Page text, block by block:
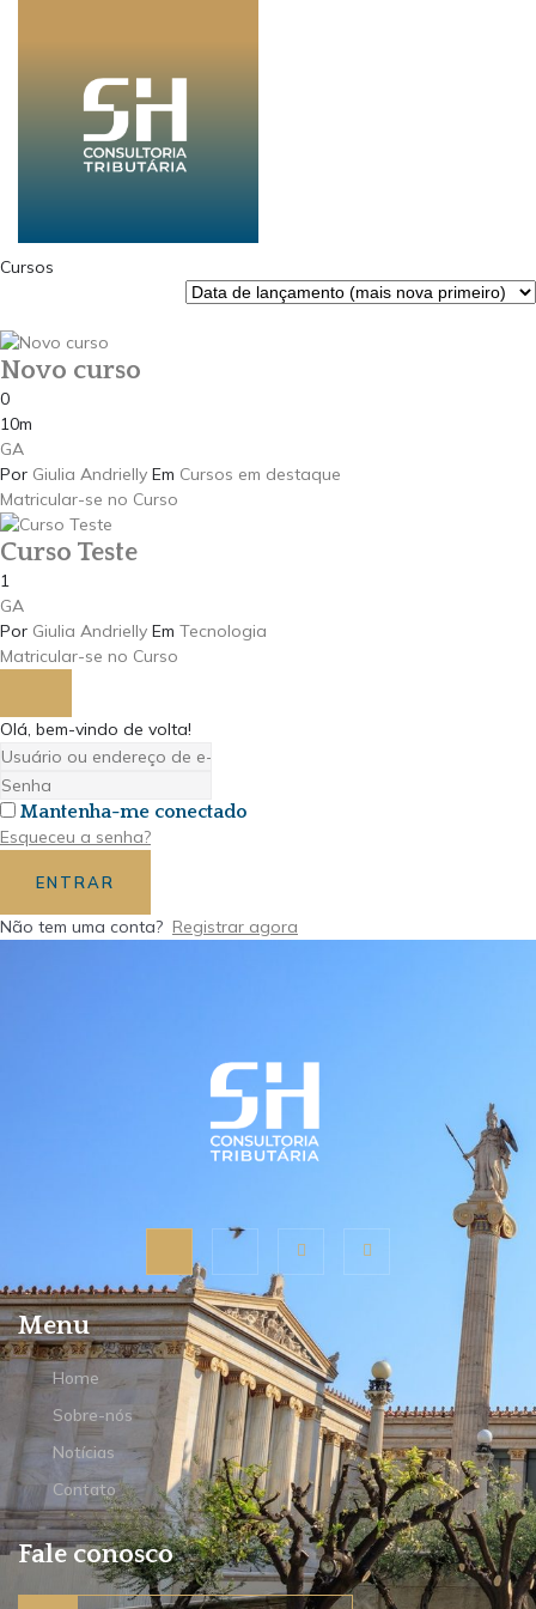
Cursos
Novo curso
0
10m
GA
Por Giulia Andrielly Em Cursos em destaque
Matricular-se no Curso
Curso Teste
1
GA
Por Giulia Andrielly Em Tecnologia
Matricular-se no Curso
Olá, bem-vindo de volta!
Mantenha-me conectado
Esqueceu a senha?
ENTRAR
Não tem uma conta? Registrar agora
Menu
Home
Sobre-nós
Notícias
Contato
Fale conosco